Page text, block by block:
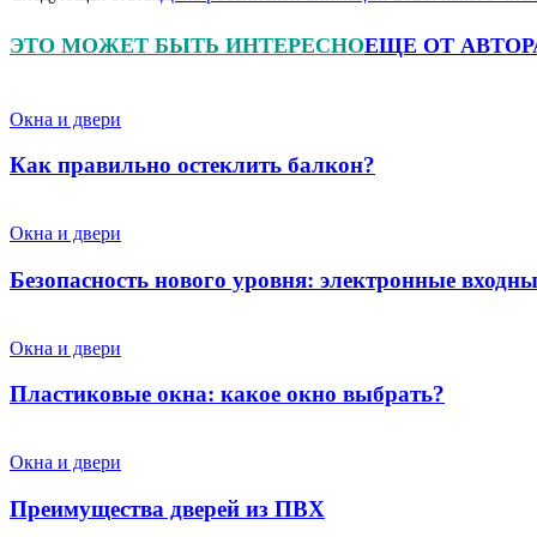
ЭТО МОЖЕТ БЫТЬ ИНТЕРЕСНОЕЩЕ ОТ
Окна и двери
Как правильно остеклить балкон?
Окна и двери
Безопасность нового уровня: электронные
Окна и двери
Пластиковые окна: какое окно выбрать?
Окна и двери
Преимущества дверей из ПВХ